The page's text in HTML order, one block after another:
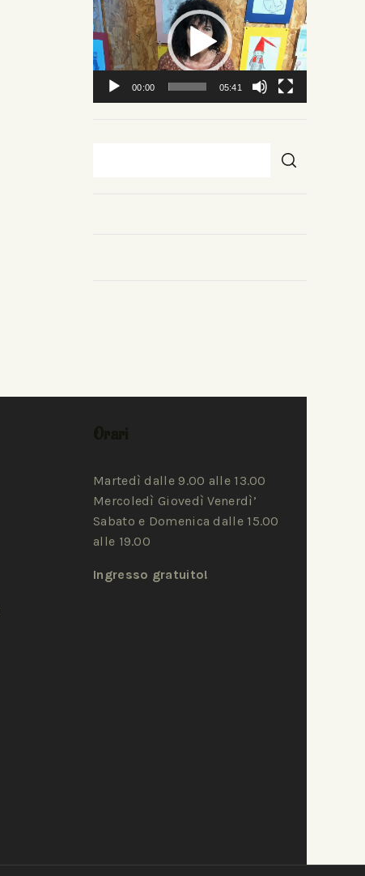
Player
00:00 05:41
Martedì dalle 9.00 alle 13.00
Mercoledì Giovedì Venerdì’
Sabato e Domenica dalle 15.00
alle 19.00
Ingresso gratuito!